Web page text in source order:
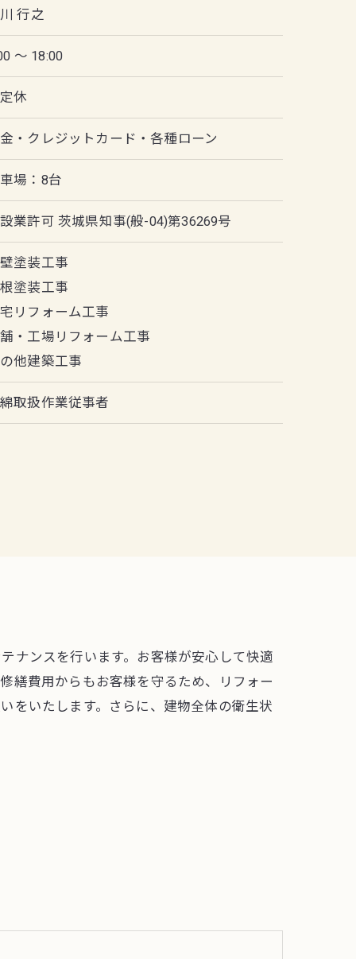
行之
～ 18:00
休
・クレジットカード・各種ローン
場：8台
業許可 茨城県知事(般-04)第36269号
塗装工事
塗装工事
リフォーム工事
・工場リフォーム工事
他建築工事
取扱作業従事者
ナンスを行います。お客様が安心して快適
繕費用からもお客様を守るため、リフォー
をいたします。さらに、建物全体の衛生状